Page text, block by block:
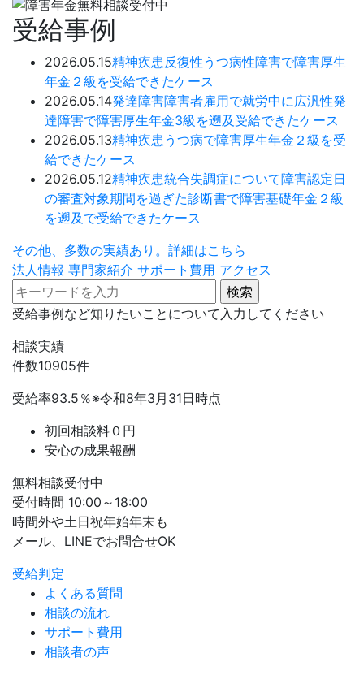
受給事例
2026.05.15精神疾患反復性うつ病性障害で障害厚生
年金２級を受給できたケース
2026.05.14発達障害障害者雇用で就労中に広汎性発
達障害で障害厚生年金3級を遡及受給できたケース
2026.05.13精神疾患 うつ病で障害厚生年金２級を受
給できたケース
2026.05.12精神疾患統合失調症について障害認定日
の審査対象期間を過ぎた診断書で障害基礎年金２級
を遡及で受給できたケース
その他、多数の実績あり。詳細はこちら
法人情報 専門家紹介 サポート費用 アクセス
受給事例など知りたいことについて入力してください
相談実績
件数10905件
受給率93.5 ％※令和8年3月31日時点
初回相談料０円
安心の成果報酬
無料相談受付中
受付時間 10:00～18:00
時間外や土日祝年始年末も
メール、LINEでお問合せOK
受給判定
よくある質問
相談の流れ
サポート費用
相談者の声